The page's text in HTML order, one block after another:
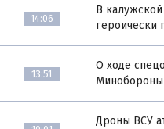
14:06
В
героически
13:51
О ходе
Минобороны
Дроны ВСУ